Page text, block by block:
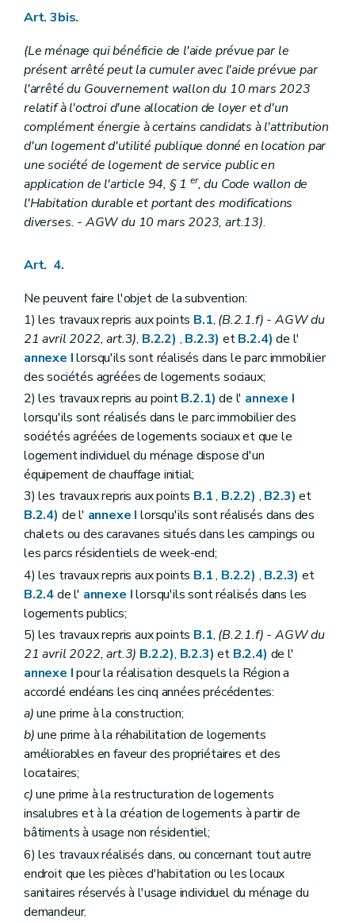
Art. 3bis.
(Le ménage qui bénéficie de l'aide prévue par le
présent arrêté peut la cumuler avec l'aide prévue par
l'arrêté du Gouvernement wallon du 10 mars 2023
relatif à l'octroi d'une allocation de loyer et d'un
complément énergie à certains candidats à l'attribution
d'un logement d'utilité publique donné en location par
une société de logement de service public en
application de l'article 94, § 1er, du Code wallon de
l'Habitation durable et portant des modifications
diverses. - AGW du 10 mars 2023, art.13).
Art. 4.
Ne peuvent faire l'objet de la subvention:
1) les travaux repris aux points B.1, (B.2.1.f) - AGW du
21 avril 2022, art.3), B.2.2) , B.2.3) etB.2.4) de l'
annexe Ilorsqu'ils sont réalisés dans le parc immobilier
des sociétés agréées de logements sociaux;
2) les travaux repris au pointB.2.1) de l' annexe I
lorsqu'ils sont réalisés dans le parc immobilier des
sociétés agréées de logements sociaux et que le
logement individuel du ménage dispose d'un
équipement de chauffage initial;
3) les travaux repris aux points B.1, B.2.2) , B2.3) et
B.2.4) de l' annexe I lorsqu'ils sont réalisés dans des
chalets ou des caravanes situés dans les campings ou
les parcs résidentiels de week-end;
4) les travaux repris aux points B.1, B.2.2) , B.2.3) et
B.2.4de l' annexe Ilorsqu'ils sont réalisés dans les
logements publics;
5) les travaux repris aux points B.1, (B.2.1.f) - AGW du
21 avril 2022, art.3) B.2.2), B.2.3) et B.2.4) de l'
annexe Ipour la réalisation desquels la Région a
accordé endéans les cinq années précédentes:
a)une prime à la construction;
b)une prime à la réhabilitation de logements
améliorables en faveur des propriétaires et des
locataires;
c)une prime à la restructuration de logements
insalubres et à la création de logements à partir de
bâtiments à usage non résidentiel;
6) les travaux réalisés dans, ou concernant tout autre
endroit que les pièces d'habitation ou les locaux
sanitaires réservés à l'usage individuel du ménage du
demandeur.